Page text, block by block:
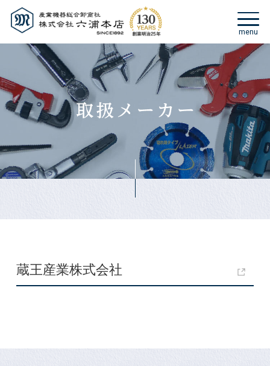
蔵王産業株式会社